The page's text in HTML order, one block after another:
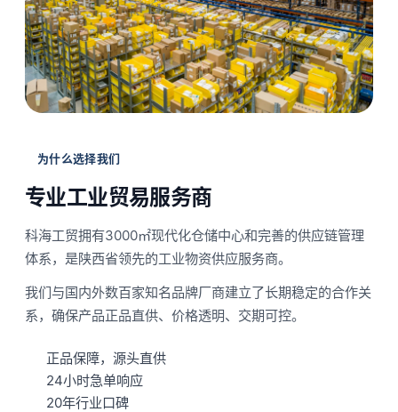
为什么选择我们
专业工业贸易服务商
科海工贸拥有3000㎡现代化仓储中心和完善的供应链管理
体系，是陕西省领先的工业物资供应服务商。
我们与国内外数百家知名品牌厂商建立了长期稳定的合作关
系，确保产品正品直供、价格透明、交期可控。
正品保障，源头直供
24小时急单响应
20年行业口碑